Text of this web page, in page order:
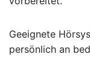
Geeignete
persönlich an